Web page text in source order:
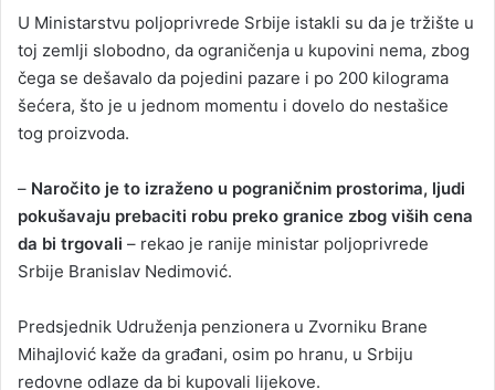
U Ministarstvu poljoprivrede Srbije istakli su da je tržište u
toj zemlji slobodno, da ograničenja u kupovini nema, zbog
čega se dešavalo da pojedini pazare i po 200 kilograma
šećera, što je u jednom momentu i dovelo do nestašice
tog proizvoda.
– Naročito je to izraženo u pograničnim prostorima, ljudi
pokušavaju prebaciti robu preko granice zbog viših cena
da bi trgovali – rekao je ranije ministar poljoprivrede
Srbije Branislav Nedimović.
Predsjednik Udruženja penzionera u Zvorniku Brane
Mihajlović kaže da građani, osim po hranu, u Srbiju
redovne odlaze da bi kupovali lijekove.